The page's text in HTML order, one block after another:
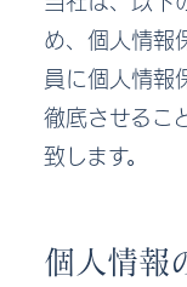
め、個人情報
員に個人情報
徹底させるこ
致します。
個人情報